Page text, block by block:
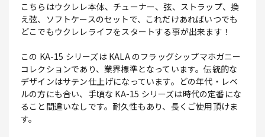
こちらはウクレレ本体、チューナー、弦、ストラップ、換
え弦、ソフトケースのセットで、これだけあればいつでも
どこでもウクレレライフをスタートする事が出来ます！
この KA-15 シリーズは KALA のフラッグシップマホガニー
コレクションであり、業界標準となっています。伝統的な
デザインはサテン仕上げになっています。どの年代・レベ
ルの方にも合い、手頃な KA-15 シリーズは時代の定番にな
ること間違いなしです。耐久性もあり、長くご使用頂けま
す。